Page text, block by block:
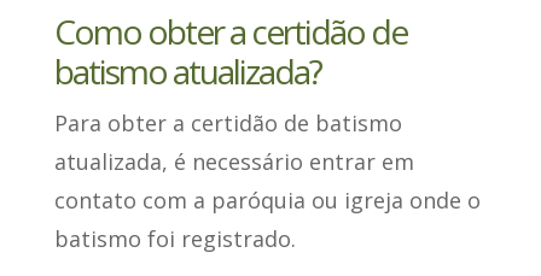
Como obter a certidão de
batismo atualizada?
Para obter a certidão de batismo
atualizada, é necessário entrar em
contato com a paróquia ou igreja onde o
batismo foi registrado.